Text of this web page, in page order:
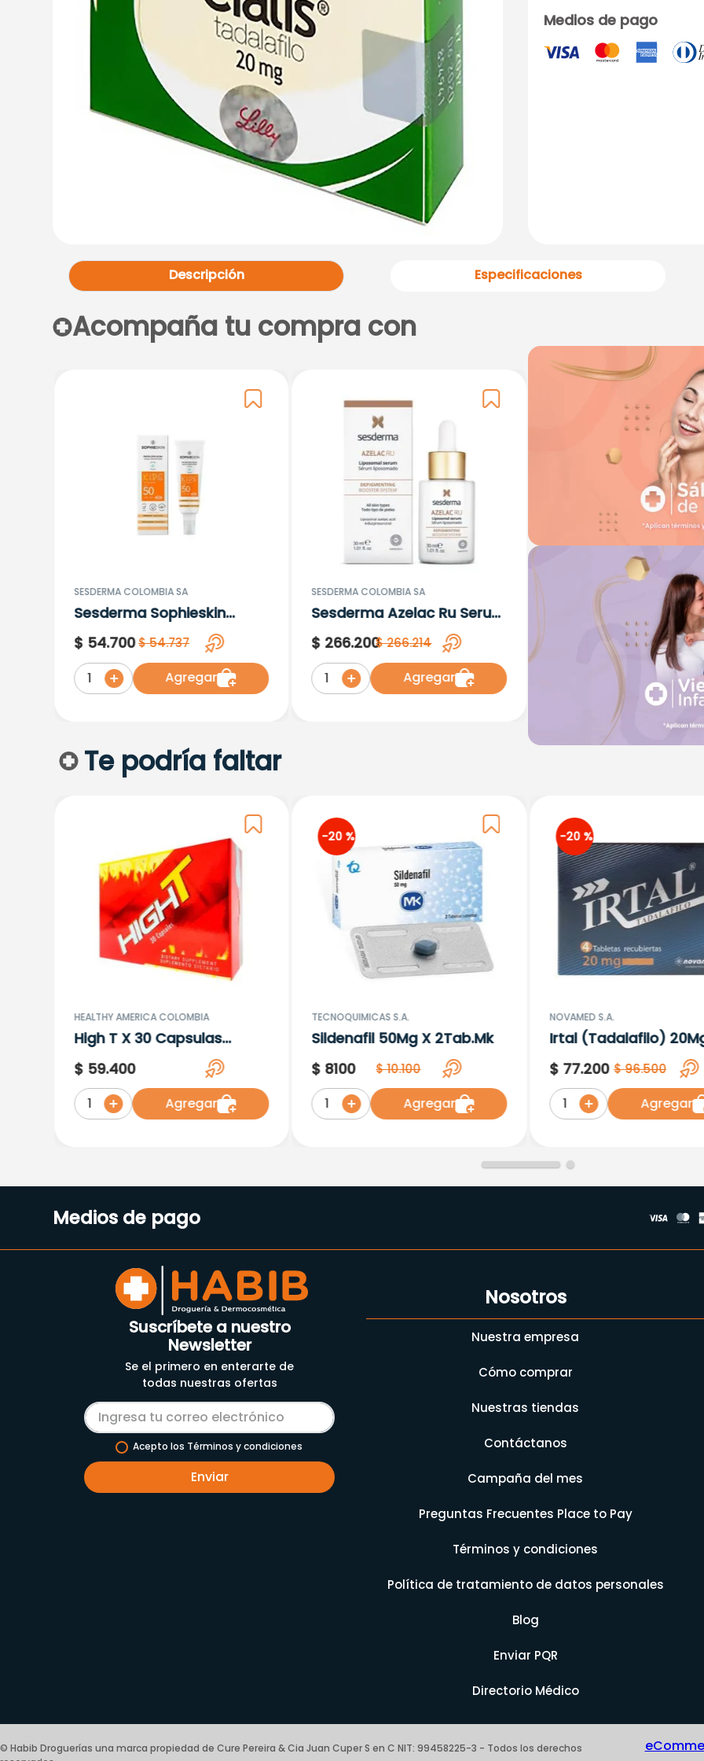
Medios de pago
Descripción Especificaciones
Acompaña tu compra con
SESDERMA COLOMBIA SA
Sesderma Sophieskin
Proteccion Facial Kids
Hypoallergenic Spf 500
Moisturising
$ 54.700$54.737
1 Agregar
SESDERMA COLOMBIA SA
Sesderma Azelac Ru Serum
Liposomal x 30ml
$ 266.200$266.214
1 Agregar
Te podría faltar
HEALTHY AMERICA COLOMBIA
High T X 30 Capsulas
Healthy
$ 59.400
1 Agregar
-20 %
TECNOQUIMICAS S.A.
Sildenafil 50Mg X 2Tab.Mk
$ 8100 $10.100
1 Agregar
-20 %
NOVAMED S.A.
Irtal (Tadalafilo)
Tabletas Recubiertas
$ 77.200 $96.500
1 Agregar
Medios de pago
Suscríbete a nuestro
Newsletter
Se el primero en enterarte de
todas nuestras ofertas
Acepto los Términos y condiciones
Enviar
Nosotros
Nuestra empresa
Cómo comprar
Nuestras tiendas
Contáctanos
Campaña del mes
Preguntas Frecuentes Place to Pay
Términos y condiciones
Política de tratamiento de datos personales
Blog
Enviar PQR
Directorio Médico
© Habib Droguerías una marca propiedad de Cure Pereira & Cia Juan Cuper S en C NIT: 99458225-3 - Todos los derechos